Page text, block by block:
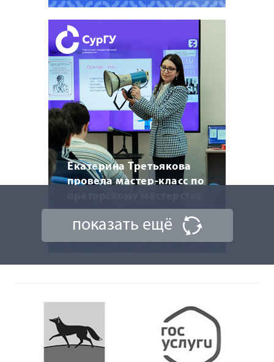
Екатерина Третьякова
провела мастер-класс по
20 марта 2026
показать ещё